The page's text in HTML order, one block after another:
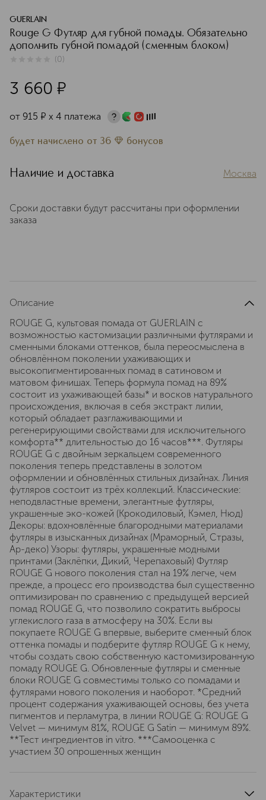
GUERLAIN
Rouge G Футляр для губной помады. Обязательно
дополнить губной помадой (сменным блоком)
(0)
3 660 ¤
от 915 ¤ х 4 платежа
будет начислено от 36 бонусов
Наличие и доставка Москва
Сроки доставки будут рассчитаны при оформлении
заказа
Описание
ROUGE G, культовая помада от GUERLAIN с
возможностью кастомизации различными футлярами и
сменными блоками оттенков, была переосмыслена в
обновлённом поколении ухаживающих и
высокопигментированных помад в сатиновом и
матовом финишах. Теперь формула помад на 89%
состоит из ухаживающей базы* и восков натурального
происхождения, включая в себя экстракт лилии,
который обладает разглаживающими и
регенерирующими свойствами для исключительного
комфорта** длительностью до 16 часов***. Футляры
ROUGE G с двойным зеркальцем современного
поколения теперь представлены в золотом
оформлении и обновлённых стильных дизайнах. Линия
футляров состоит из трёх коллекций. Классические:
неподвластные времени, элегантные футляры,
украшенные эко-кожей (Крокодиловый, Кэмел, Нюд)
Декоры: вдохновлённые благородными материалами
футляры в изысканных дизайнах (Мраморный, Стразы,
Ар-деко) Узоры: футляры, украшенные модными
принтами (Заклёпки, Дикий, Черепаховый) Футляр
ROUGE G нового поколения стал на 19% легче, чем
прежде, а процесс его производства был существенно
оптимизирован по сравнению с предыдущей версией
помад ROUGE G, что позволило сократить выбросы
углекислого газа в атмосферу на 30%. Если вы
покупаете ROUGE G впервые, выберите сменный блок
оттенка помады и подберите футляр ROUGE G к нему,
чтобы создать свою собственную кастомизированную
помаду ROUGE G. Обновленные футляры и сменные
блоки ROUGE G совместимы только со помадами и
футлярами нового поколения и наоборот. *Средний
процент содержания ухаживающей основы, без учета
пигментов и перламутра, в линии ROUGE G: ROUGE G
Velvet — минимум 81%, ROUGE G Satin — минимум 89%.
**Тест ингредиентов in vitro. ***Самооценка с
участием 30 опрошенных женщин
Характеристики